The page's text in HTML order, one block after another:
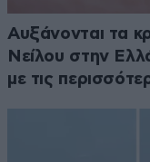
Αυξάνονται τα
Νείλου στην
με τις